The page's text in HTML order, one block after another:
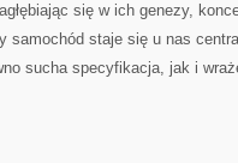
się w ich genezy,
samochód staje się u nas
sucha specyfikacja, jak i